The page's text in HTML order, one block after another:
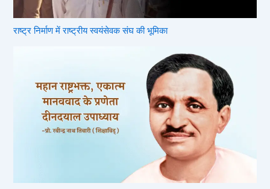
राष्ट्र निर्माण में राष्ट्रीय स्वयंसेवक संघ की भूमिका